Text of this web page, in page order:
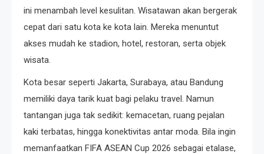
ini menambah level kesulitan. Wisatawan akan bergerak
cepat dari satu kota ke kota lain. Mereka menuntut
akses mudah ke stadion, hotel, restoran, serta objek
wisata.
Kota besar seperti Jakarta, Surabaya, atau Bandung
memiliki daya tarik kuat bagi pelaku travel. Namun
tantangan juga tak sedikit: kemacetan, ruang pejalan
kaki terbatas, hingga konektivitas antar moda. Bila ingin
memanfaatkan FIFA ASEAN Cup 2026 sebagai etalase,